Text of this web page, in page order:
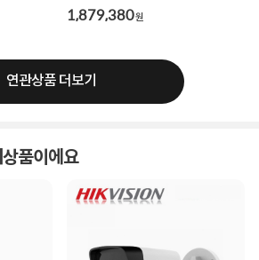
1,879,380원
연관상품 더보기
품이에요